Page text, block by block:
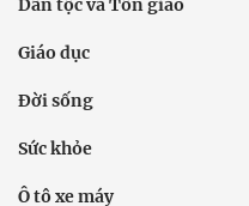
Dân tộc và Tôn giáo
Giáo dục
Đời sống
Sức khỏe
Ô tô xe máy